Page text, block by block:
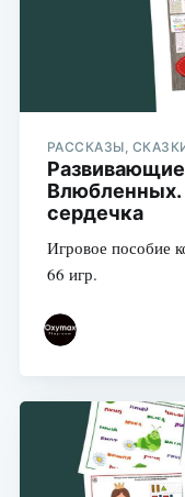
РАССКАЗЫ,
Влюбленных.
сердечка
Игровое пособие
66 игр.